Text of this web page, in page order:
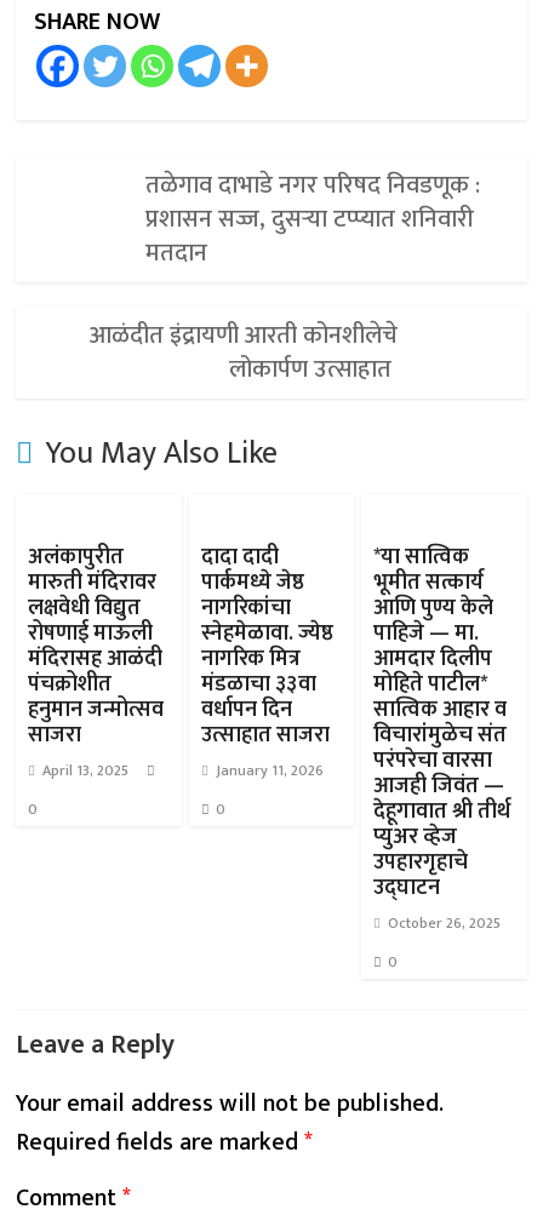
SHARE NOW
तळेगाव दाभाडे नगर परिषद निवडणूक :
प्रशासन सज्ज, दुसऱ्या टप्प्यात शनिवारी
मतदान
आळंदीत इंद्रायणी आरती कोनशीलेचे
लोकार्पण उत्साहात
You May Also Like
अलंकापुरीत
मारुती मंदिरावर
लक्षवेधी विद्युत
रोषणाई माऊली
मंदिरासह आळंदी
पंचक्रोशीत
हनुमान जन्मोत्सव
साजरा
April 13, 2025
0
दादा दादी
पार्कमध्ये जेष्ठ
नागरिकांचा
स्नेहमेळावा. ज्येष्ठ
नागरिक मित्र
मंडळाचा ३३वा
वर्धापन दिन
उत्साहात साजरा
January 11, 2026
0
*या सात्विक
भूमीत सत्कार्य
आणि पुण्य केले
पाहिजे — मा.
आमदार दिलीप
मोहिते पाटील*
सात्विक आहार व
विचारांमुळेच संत
परंपरेचा वारसा
आजही जिवंत —
देहूगावात श्री तीर्थ
प्युअर व्हेज
उपहारगृहाचे
उद्घाटन
October 26, 2025
0
Leave a Reply
Your email address will not be published.
Required fields are marked*
Comment*